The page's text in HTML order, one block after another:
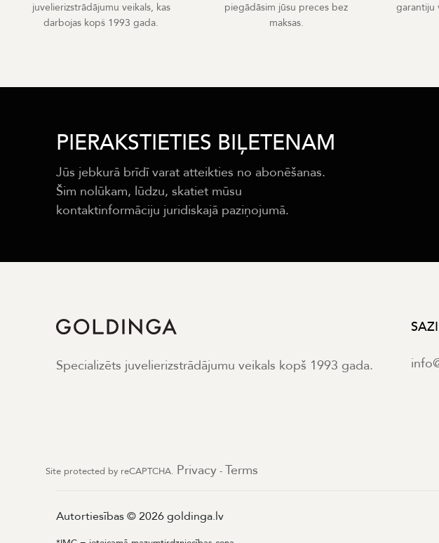
juvelierizstrādājumu veikals, kas
darbojas kopš 1993 gada.
piegādāsim jūsu preces bez
maksas.
garantiju
PIERAKSTIETIES BIĻETENAM
Jūs jebkurā brīdī varat atteikties no abonēšanas.
Šim nolūkam, lūdzu, skatiet mūsu
kontaktinformāciju juridiskajā paziņojumā.
Specializēts juvelierizstrādājumu veikals kopš 1993 gada.
Site protected by reCAPTCHA. Privacy - Terms
Autortiesības © 2026 goldinga.lv